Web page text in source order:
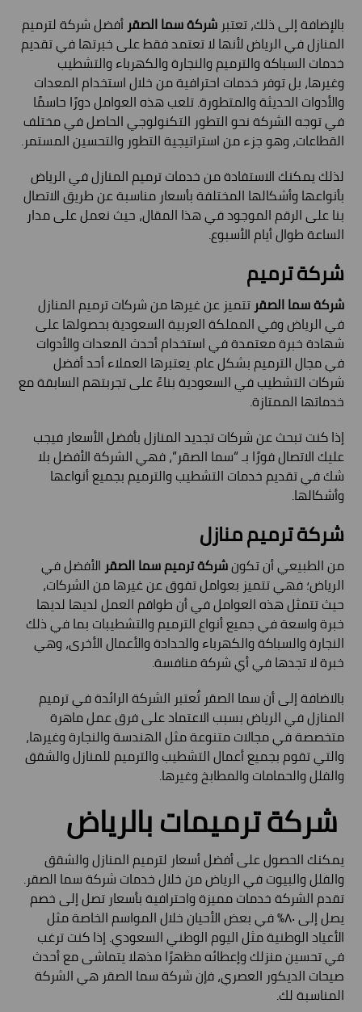
بالإضافة إلى ذلك، تعتبرشركة سما الصقر أفضل شركة لترميم
المنازل في الرياض لأنها لا تعتمد فقط على خبرتها في تقديم
خدمات السباكة والترميم والنجارة والكهرباء والتشطيب
وغيرها، بل توفر خدمات احترافية من خلال استخدام المعدات
والأدوات الحديثة والمتطورة. تلعب هذه العوامل دورًا حاسمًا
في توجه الشركة نحو التطور التكنولوجي الحاصل في مختلف
القطاعات، وهو جزء من استراتيجية التطور والتحسين المستمر.
لذلك يمكنك الاستفادة من خدمات ترميم المنازل في الرياض
بأنواعها وأشكالها المختلفة بأسعار مناسبة عن طريق الاتصال
بنا على الرقم الموجود في هذا المقال، حيث نعمل على مدار
الساعة طوال أيام الأسبوع.
شركة ترميم
شركة سما الصقر تتميز عن غيرها من شركات ترميم المنازل
في الرياض وفي المملكة العربية السعودية بحصولها على
شهادة خبرة معتمدة في استخدام أحدث المعدات والأدوات
في مجال الترميم بشكل عام. يعتبرها العملاء أحد أفضل
شركات التشطيب في السعودية بناءً على تجربتهم السابقة مع
خدماتها الممتازة.
إذا كنت تبحث عن شركات تجديد المنازل بأفضل الأسعار فيجب
عليك الاتصال فورًا بـ “سما الصقر”، فهي الشركة الأفضل بلا
شك في تقديم خدمات التشطيب والترميم بجميع أنواعها
وأشكالها.
شركة ترميم منازل
من الطبيعي أن تكونشركة ترميم سما الصقر الأفضل في
الرياض؛ فهي تتميز بعوامل تفوق عن غيرها من الشركات،
حيث تتمثل هذه العوامل في أن طواقم العمل لديها لديها
خبرة واسعة في جميع أنواع الترميم والتشطيبات بما في ذلك
النجارة والسباكة والكهرباء والحدادة والأعمال الأخرى، وهي
خبرة لا تجدها في أي شركة منافسة.
بالاضافة إلى أن سما الصقر تُعتبر الشركة الرائدة في ترميم
المنازل في الرياض بسبب الاعتماد على فرق عمل ماهرة
متخصصة في مجالات متنوعة مثل الهندسة والنجارة وغيرها،
والتي تقوم بجميع أعمال التشطيب والترميم للمنازل والشقق
والفلل والحمامات والمطابخ وغيرها.
شركة ترميمات بالرياض
يمكنك الحصول على أفضل أسعار لترميم المنازل والشقق
والفلل والبيوت في الرياض من خلال خدمات شركة سما الصقر.
تقدم الشركة خدمات مميزة واحترافية بأسعار تصل إلى خصم
يصل إلى ٨٠٪ في بعض الأحيان خلال المواسم الخاصة مثل
الأعياد الوطنية مثل اليوم الوطني السعودي. إذا كنت ترغب
في تحسين منزلك وإعطائه مظهرًا مذهلا يتماشى مع أحدث
صيحات الديكور العصري، فإن شركة سما الصقر هي الشركة
المناسبة لك.